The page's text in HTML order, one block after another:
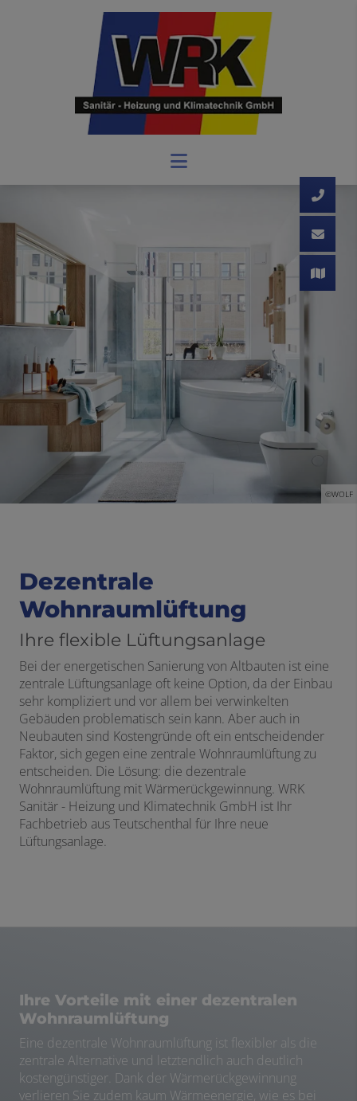
©WOLF
Dezentrale
Wohnraumlüftung
Ihre flexible Lüftungsanlage
Bei der energetischen Sanierung von Altbauten ist eine
zentrale Lüftungsanlage oft keine Option, da der Einbau
sehr kompliziert und vor allem bei verwinkelten
Gebäuden problematisch sein kann. Aber auch in
Neubauten sind Kostengründe oft ein entscheidender
Faktor, sich gegen eine zentrale Wohnraumlüftung zu
entscheiden. Die Lösung: die dezentrale
Wohnraumlüftung mit Wärmerückgewinnung. WRK
Sanitär - Heizung und Klimatechnik GmbH ist Ihr
Fachbetrieb aus Teutschenthal für Ihre neue
Lüftungsanlage.
Ihre Vorteile mit einer dezentralen
Wohnraumlüftung
Eine dezentrale Wohnraumlüftung ist flexibler als die
zentrale Alternative und letztendlich auch deutlich
kostengünstiger. Dank der Wärmerückgewinnung
verlieren Sie zudem kaum Wärmeenergie, wie es bei